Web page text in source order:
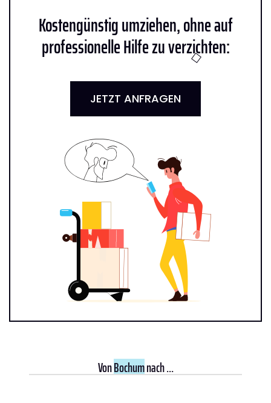
Kostengünstig umziehen, ohne auf
professionelle Hilfe zu verzichten:
JETZT ANFRAGEN
VonBochumnach ...